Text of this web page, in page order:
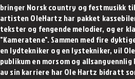
bringer Norsk country og festmusikk
artisten OleHartz har pakket
tekster og fengende melodier, og er
"Kameratene". Sammen med fire
en lydtekniker og en lystekniker, vil
publikum en morsom og
av sin karriere har Ole Hartz bidratt